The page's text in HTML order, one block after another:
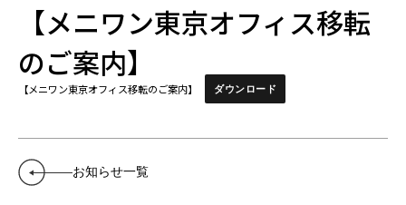
【メニワン東京オフィス移転
のご案内】
【メニワン東京オフィス移転のご案内】 ダウンロード
お知らせ一覧